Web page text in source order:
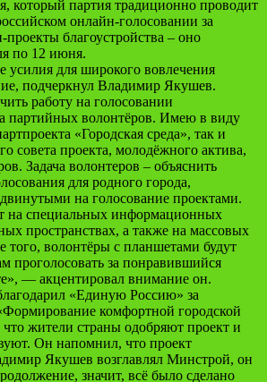
который партия традиционно проводит
онлайн-голосовании за
благоустройства – оно
по 12 июня.
усилия для широкого вовлечения
подчеркнул Владимир Якушев.
работу на голосовании
партийных волонтёров. Имею в виду
«Городская среда», так и
совета проекта, молодёжного актива,
Задача волонтеров – объяснить
для родного города,
на голосование проектами.
на специальных информационных
пространствах, а также на массовых
того, волонтёры с планшетами будут
проголосовать за понравившийся
— акцентировал внимание он.
«Единую Россию» за
комфортной городской
жители страны одобряют проект и
Он напомнил, что проект
Якушев возглавлял Минстрой, он
значит, всё было сделано